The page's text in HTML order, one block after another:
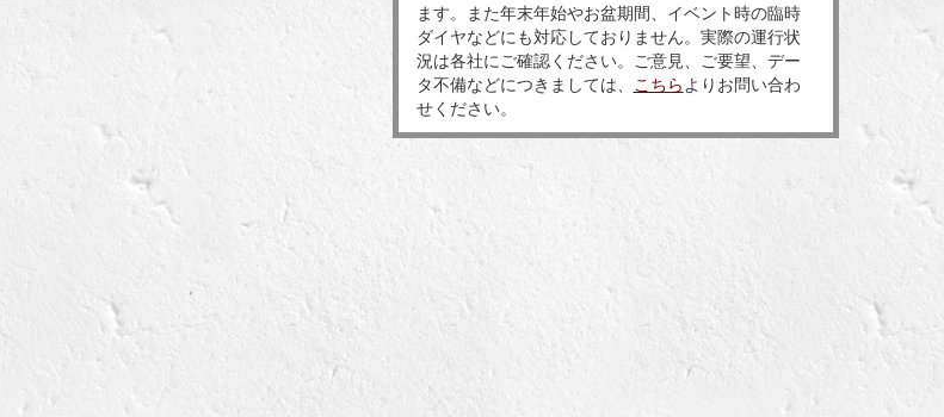
ます。また年末年始やお盆期間、イベント時の臨時
ダイヤなどにも対応しておりません。実際の運行状
況は各社にご確認ください。ご意見、ご要望、デー
タ不備などにつきましては、
こちら よりお問い合わ
せください。